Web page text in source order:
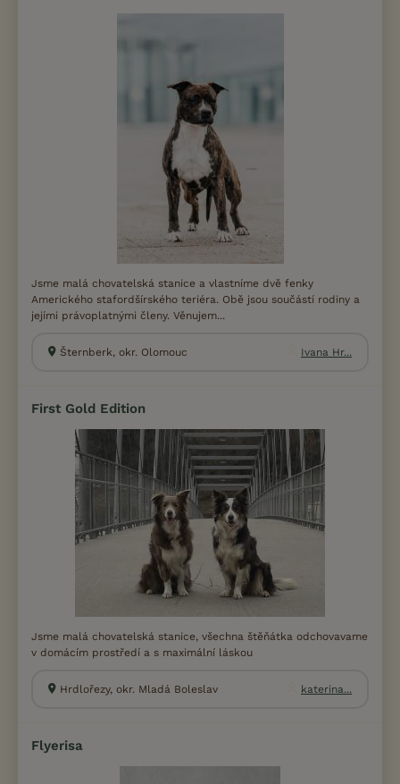
Jsme malá chovatelská stanice a vlastníme dvě fenky
Amerického stafordšírského teriéra. Obě jsou součástí rodiny a
jejími právoplatnými členy. Věnujem...
Šternberk, okr. Olomouc Ivana Hr...
First Gold Edition
Jsme malá chovatelská stanice, všechna štěňátka odchovavame
v domácím prostředí a s maximální láskou
Hrdlořezy, okr. Mladá Boleslav katerina...
Flyerisa